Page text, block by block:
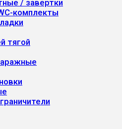
/ завертки
комплекты
тягой